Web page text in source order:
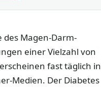
Magen-Darm-
einer Vielzahl von
fast täglich in
Medien. Der Diabetes